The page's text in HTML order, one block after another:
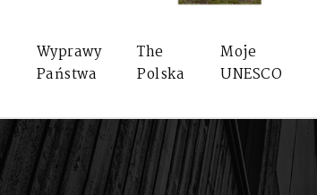
Wyprawy
Państwa
The
Polska
Moje
UNESCO